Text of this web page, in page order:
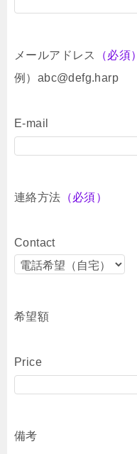
メールアドレス
（必須）
例）abc@defg.harp
E-mail
連絡方法 （必須）
Contact
希望額
Price
備考